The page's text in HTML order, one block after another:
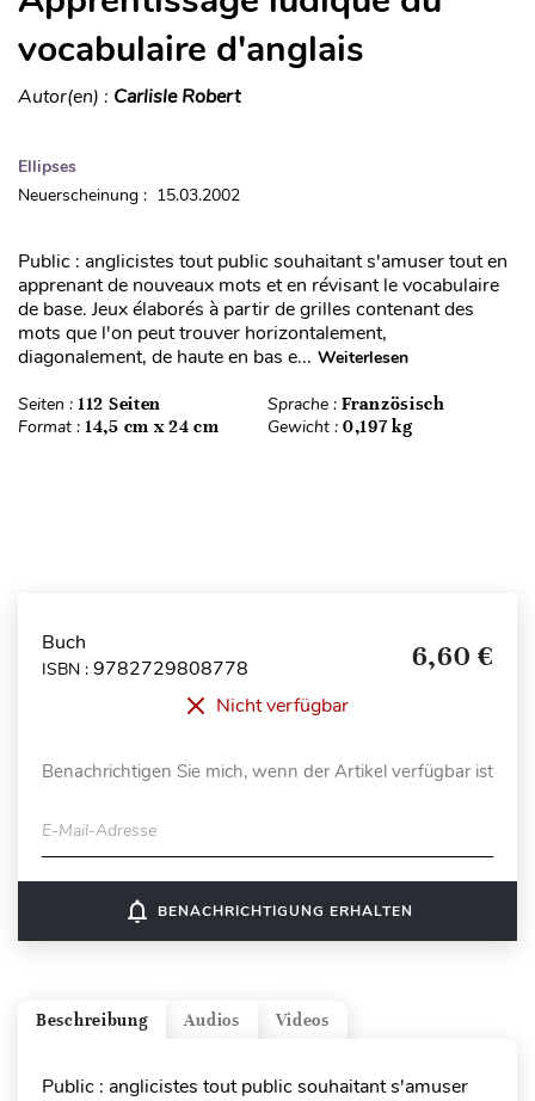
vocabulaire d'anglais
Autor(en) : Carlisle Robert
Ellipses
Neuerscheinung : 15.03.2002
Public : anglicistes tout public souhaitant s'amuser tout en
apprenant de nouveaux mots et en révisant le vocabulaire
de base. Jeux élaborés à partir de grilles contenant des
mots que l'on peut trouver horizontalement,
diagonalement, de haute en bas e... Weiterlesen
Seiten : 112 Seiten Sprache : Französisch
Format : 14,5 cm x 24 cm Gewicht : 0,197 kg
Buch
ISBN : 9782729808778 6,60 €
Nicht verfügbar
Benachrichtigen Sie mich, wenn der Artikel verfügbar ist
E-Mail-Adresse
notifications_none BENACHRICHTIGUNG ERHALTEN
Videos
Audios
Beschreibung
Public : anglicistes tout public souhaitant s'amuser